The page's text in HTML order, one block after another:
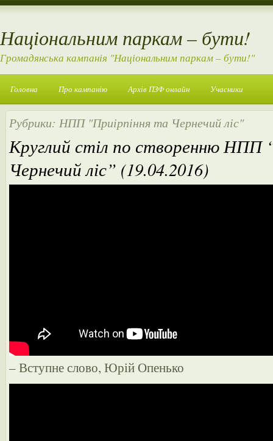
Національним паркам – бути!
Громадянська кампанія "Національним паркам – бути!"
Головна Про кампанію Архів ПЗФ онлайн Учасники
Рубрики: НПП "Приірпіння та Чернечий ліс"
Круглий стіл по створенню НПП
Чернечий ліс” (19.04.2016)
– Вступне слово, Юрій Опенько